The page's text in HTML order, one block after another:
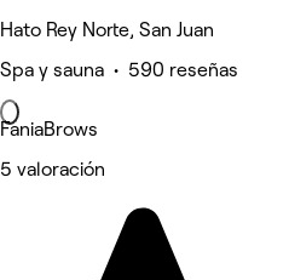
Hato Rey Norte, San Juan
Spa y sauna • 590 reseñas
FaniaBrows
5 valoración